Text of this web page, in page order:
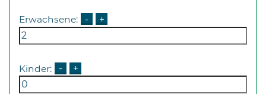
Erwachsene: - +
Kinder: - +